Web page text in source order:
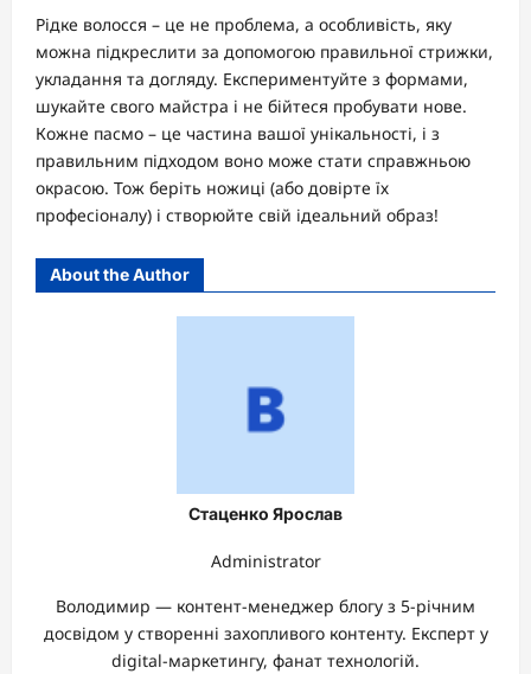
Рідке волосся – це не проблема, а особливість, яку
можна підкреслити за допомогою правильної стрижки,
укладання та догляду. Експериментуйте з формами,
шукайте свого майстра і не бійтеся пробувати нове.
Кожне пасмо – це частина вашої унікальності, і з
правильним підходом воно може стати справжньою
окрасою. Тож беріть ножиці (або довірте їх
професіоналу) і створюйте свій ідеальний образ!
About the Author
Стаценко Ярослав
Administrator
Володимир — контент-менеджер блогу з 5-річним
досвідом у створенні захопливого контенту. Експерт у
digital-маркетингу, фанат технологій.